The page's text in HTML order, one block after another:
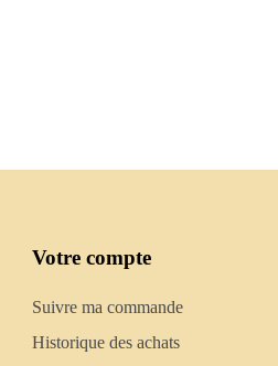
Votre compte
Suivre ma commande
Historique des achats